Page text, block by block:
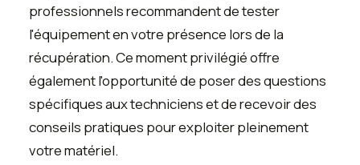
professionnels recommandent de tester
l'équipement en votre présence lors de la
récupération. Ce moment privilégié offre
également l'opportunité de poser des questions
spécifiques aux techniciens et de recevoir des
conseils pratiques pour exploiter pleinement
votre matériel.